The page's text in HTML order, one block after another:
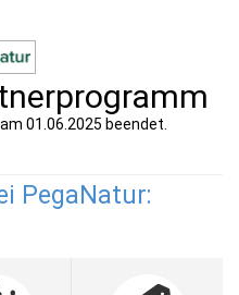
01.06.2025 beendet.
PegaNatur: